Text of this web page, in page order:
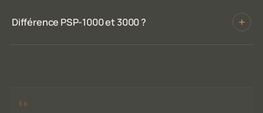
Différence PSP-1000 et 3000 ?